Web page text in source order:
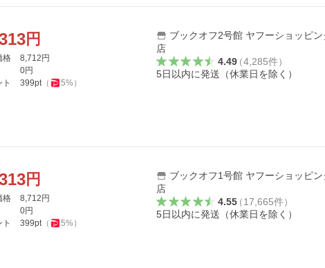
円
格 8,712 円
0円
399pt（ 5%）
ブックオフ2号館 ヤフーショッピン
店
4.49（4,285件）
5日以内に発送（休業日を除く）
円
格 8,712 円
0円
399pt（ 5%）
ブックオフ1号館 ヤフーショッピン
店
4.55（17,665件）
5日以内に発送（休業日を除く）